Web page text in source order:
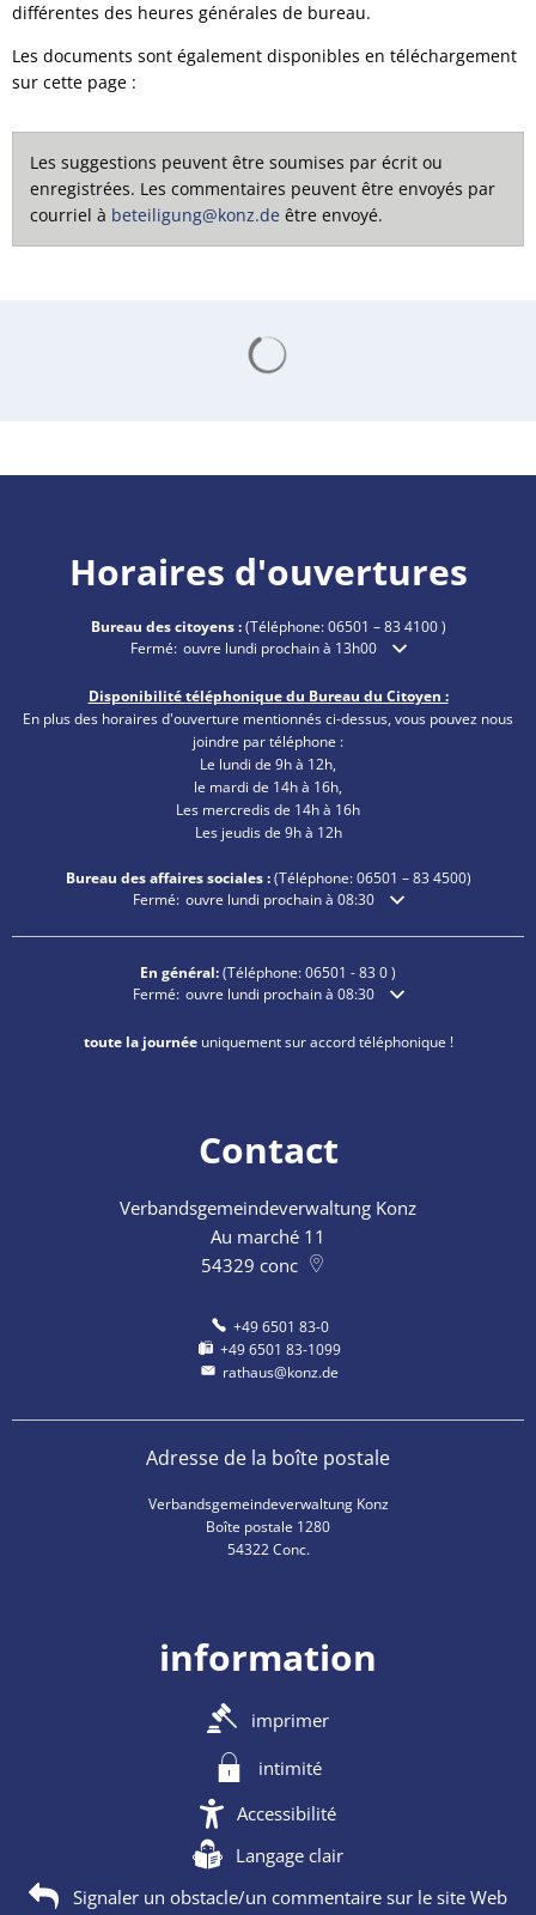
différentes des heures générales de bureau.
Les documents sont également disponibles en téléchargement
sur cette page :
Les suggestions peuvent être soumises par écrit ou
enregistrées. Les commentaires peuvent être envoyés par
courriel à beteiligung@konz.de être envoyé.
Horaires d'ouvertures
Bureau des citoyens :(Téléphone:06501 – 83 4100)
Cliquez pour masquer les heures d'ouverture ou de
Fermé: ouvre lundi prochain à 13h00
Disponibilité téléphonique du Bureau du Citoyen :
En plus des horaires d'ouverture mentionnés ci-dessus, vous pouvez nous
joindre par téléphone :
Le lundi de 9h à 12h,
le mardi de 14h à 16h,
Les mercredis de 14h à 16h
Les jeudis de 9h à 12h
Bureau des affaires sociales :(Téléphone:06501 – 834500)
Cliquez pour masquer les heures d'ouverture ou de
Fermé: ouvre lundi prochain à 08:30
En général:(Téléphone:06501 - 83 0)
Cliquez pour masquer les heures d'ouverture ou de
Fermé: ouvre lundi prochain à 08:30
toute la journéeuniquement sur accord téléphonique !
Contact
Verbandsgemeindeverwaltung Konz
Au marché 11
54329 conc
+49 6501 83-0
+49 6501 83-1099
rathaus@konz.de
Adresse de la boîte postale
Verbandsgemeindeverwaltung Konz
Boîte postale 1280
54322 Conc.
information
imprimer
intimité
Accessibilité
Langage clair
Signaler un obstacle/un commentaire sur le site Web